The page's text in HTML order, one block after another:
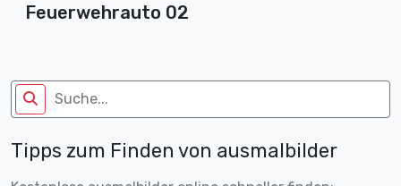
Feuerwehrauto 02
Tipps zum Finden von ausmalbilder